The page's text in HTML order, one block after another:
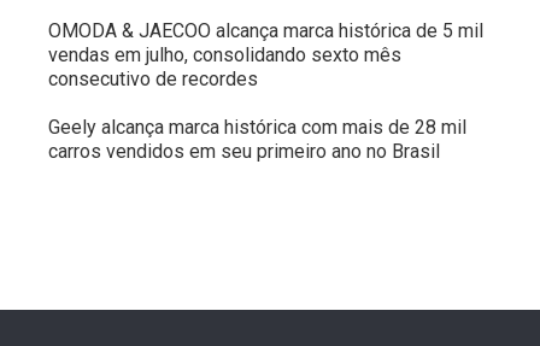
OMODA & JAECOO alcança marca histórica de 5 mil
vendas em julho, consolidando sexto mês
consecutivo de recordes
Geely alcança marca histórica com mais de 28 mil
carros vendidos em seu primeiro ano no Brasil